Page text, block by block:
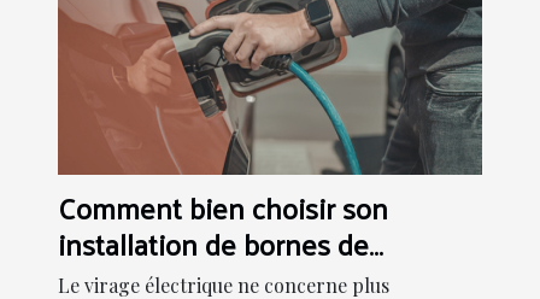
Comment bien choisir son
installation de bornes de
recharge pour son entreprise au
Le virage électrique ne concerne plus